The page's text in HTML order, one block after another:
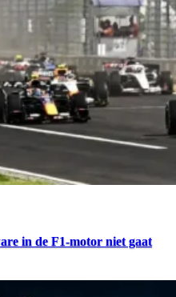
in de F1-motor niet gaat